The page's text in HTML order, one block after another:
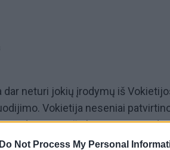
Do Not Process My Personal
dar neturi jokių įrodymų iš
Vokietija neseniai
Novičioko grupės
vis dar yra dirbtinai sukeltos